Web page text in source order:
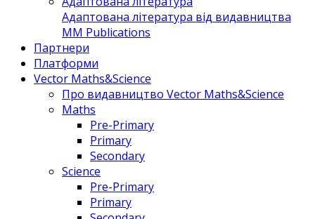
Адаптована література від видавництва
MM Publications
Партнери
Платформи
Vector Maths&Science
Про видавництво Vector Maths&Science
Maths
Pre-Primary
Primary
Secondary
Science
Pre-Primary
Primary